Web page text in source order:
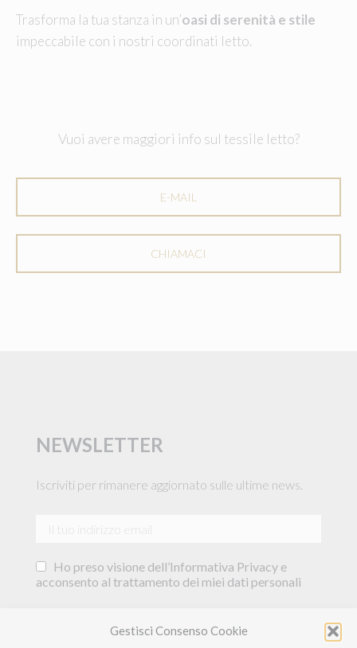
Gestisci Consenso Cookie
Trasforma la tua stanza in un’oasi di serenità e stile
impeccabile con i nostri coordinati letto.
Vuoi avere maggiori info sul tessile letto?
E-MAIL
CHIAMACI
NEWSLETTER
Iscriviti per rimanere aggiornato sulle ultime news.
Ho preso visione dell’Informativa Privacy e
acconsento al trattamento dei miei dati personali
Acconsento al trattamento dei miei dati per